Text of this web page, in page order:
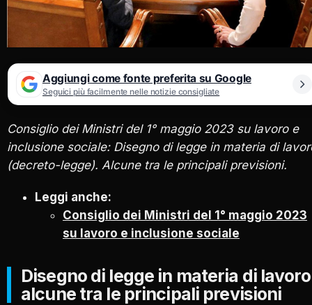
Aggiungi come fonte preferita su Google
Seguici più facilmente nelle notizie consigliate
Consiglio dei Ministri del 1° maggio 2023 su lavoro e
inclusione sociale: Disegno di legge in materia di
(decreto-legge). Alcune tra le principali previsioni.
Leggi anche:
Consiglio dei Ministri del 1° maggio 2023
su lavoro e inclusione sociale
Disegno di legge in materia di
alcune tra le principali previsioni